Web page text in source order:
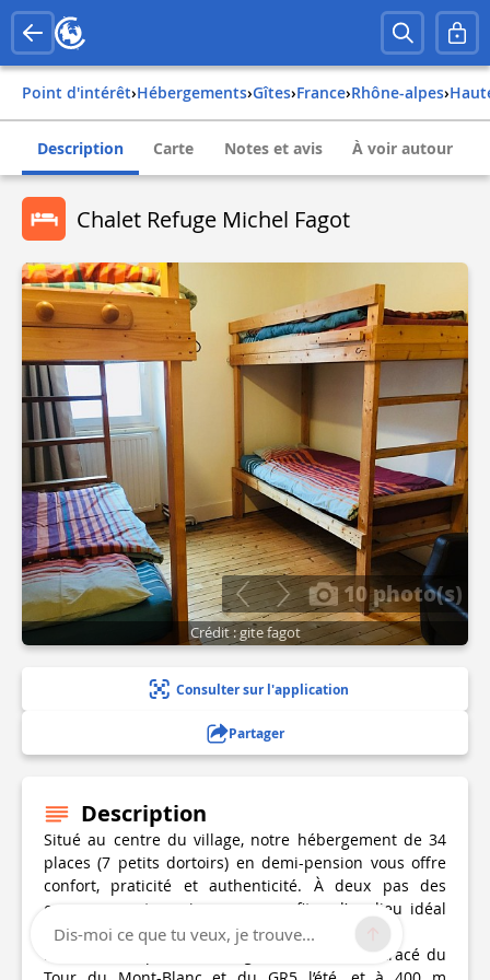
Point d'intérêt› Hébergements› Gîtes› france› rhône-alpes›
Description Carte Notes et avis À voir autour
Chalet Refuge Michel Fagot
10 photo(s)
Crédit : gite fagot
Consulter sur l'application
Partager
Description
Situé au centre du village, notre hébergement de 34
places (7 petits dortoirs) en demi-pension vous offre
confort, praticité et authenticité. À deux pas des
commerces et services, vous profitez d’un lieu idéal
pour découvrir la région en toute sérénité.
Parfaitement placé, l’hébergement est sur le tracé du
Dis-moi ce que tu veux, je trouve...